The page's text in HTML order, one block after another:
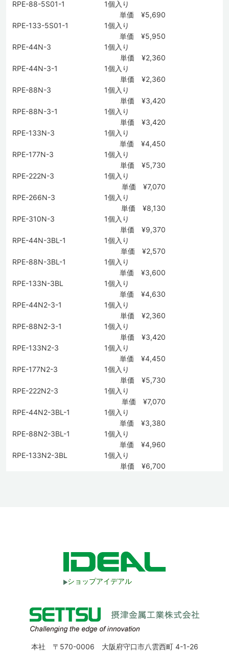
RPE-88-5S01-1
1個入り
単価 ¥5,690
RPE-133-5S01-1
1個入り
単価 ¥5,950
RPE-44N-3
1個入り
単価 ¥2,360
RPE-44N-3-1
1個入り
単価 ¥2,360
RPE-88N-3
1個入り
単価 ¥3,420
RPE-88N-3-1
1個入り
単価 ¥3,420
RPE-133N-3
1個入り
単価 ¥4,450
RPE-177N-3
1個入り
単価 ¥5,730
RPE-222N-3
1個入り
単価 ¥7,070
RPE-266N-3
1個入り
単価 ¥8,130
RPE-310N-3
1個入り
単価 ¥9,370
RPE-44N-3BL-1
1個入り
単価 ¥2,570
RPE-88N-3BL-1
1個入り
単価 ¥3,600
RPE-133N-3BL
1個入り
単価 ¥4,630
RPE-44N2-3-1
1個入り
単価 ¥2,360
RPE-88N2-3-1
1個入り
単価 ¥3,420
RPE-133N2-3
1個入り
単価 ¥4,450
RPE-177N2-3
1個入り
単価 ¥5,730
RPE-222N2-3
1個入り
単価 ¥7,070
RPE-44N2-3BL-1
1個入り
単価 ¥3,380
RPE-88N2-3BL-1
1個入り
単価 ¥4,960
RPE-133N2-3BL
1個入り
単価 ¥6,700
ショップアイデアル
本社 〒570-0006 大阪府守口市八雲西町 4-1-26